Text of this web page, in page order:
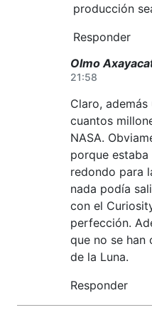
producción
Responder
Olmo
21:58
Claro,
cuantos
NASA.
porque estaba
redondo para
nada podía
con el
perfección.
que no se
de la Luna.
Responder